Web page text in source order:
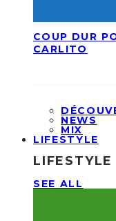
COUP DUR
CARLITO
NEWS
MIX
LIFESTYLE
LIFESTYLE
SEE ALL